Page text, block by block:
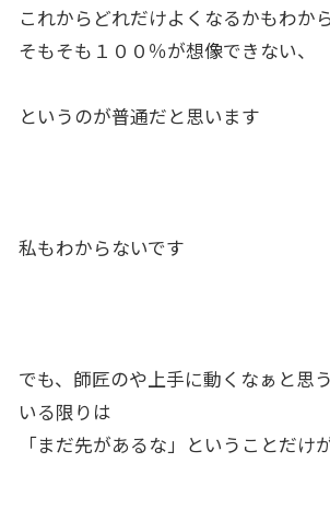
これからどれだけよくなるかもわか
そもそも１００％が想像できない、
というのが普通だと思います
私もわからないです
でも、師匠のや上手に動くなぁと思
いる限りは
「まだ先があるな」ということだけ